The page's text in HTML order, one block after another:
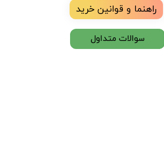
راهنما و قوانین خرید
سوالات متداول